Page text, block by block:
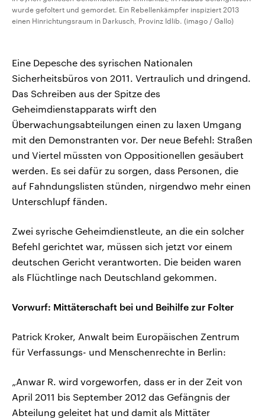
wurde gefoltert und gemordet. Ein Rebellenkämpfer inspiziert 2013
einen Hinrichtungsraum in Darkusch, Provinz Idlib. (imago / Gallo)
Eine Depesche des syrischen Nationalen
Sicherheitsbüros von 2011. Vertraulich und dringend.
Das Schreiben aus der Spitze des
Geheimdienstapparats wirft den
Überwachungsabteilungen einen zu laxen Umgang
mit den Demonstranten vor. Der neue Befehl: Straßen
und Viertel müssten von Oppositionellen gesäubert
werden. Es sei dafür zu sorgen, dass Personen, die
auf Fahndungslisten stünden, nirgendwo mehr einen
Unterschlupf fänden.
Zwei syrische Geheimdienstleute, an die ein solcher
Befehl gerichtet war, müssen sich jetzt vor einem
deutschen Gericht verantworten. Die beiden waren
als Flüchtlinge nach Deutschland gekommen.
Vorwurf: Mittäterschaft bei und Beihilfe zur Folter
Patrick Kroker, Anwalt beim Europäischen Zentrum
für Verfassungs- und Menschenrechte in Berlin:
„Anwar R. wird vorgeworfen, dass er in der Zeit von
April 2011 bis September 2012 das Gefängnis der
Abteilung geleitet hat und damit als Mittäter